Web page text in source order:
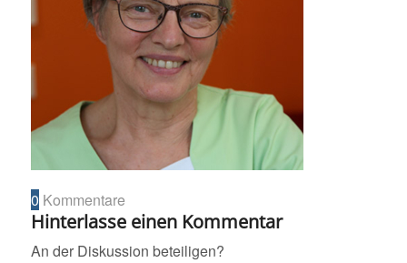
0 Kommentare
Hinterlasse einen Kommentar
An der Diskussion beteiligen?